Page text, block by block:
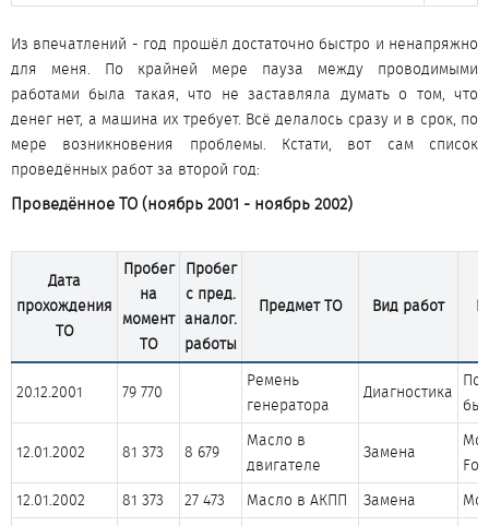
Из впечатлений - год прошёл достаточно быстро и ненапряжно
для меня. По крайней мере пауза между проводимыми
работами была такая, что не заставляла думать о том, что
денег нет, а машина их требует. Всё делалось сразу и в срок, по
мере возникновения проблемы. Кстати, вот сам список
проведённых работ за второй год:​
Проведённое ТО (ноябрь 2001 - ноябрь 2002)​
Дата
прохождения
ТО
Пробег
на
момент
ТО
Пробег
с пред.
аналог.
работы
Предмет ТО Вид работ
20.12.2001 79 770
Ремень
генератора
Диагностика
12.01.2002 81 373 8 679
Масло в
двигателе
Замена
12.01.2002
81 373 27 473 Масло в АКПП Замена